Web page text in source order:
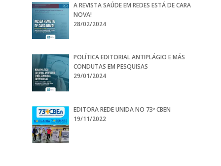
A REVISTA SAÚDE EM REDES ESTÁ DE CARA
NOVA!
28/02/2024
POLÍTICA EDITORIAL ANTIPLÁGIO E MÁS
CONDUTAS EM PESQUISAS
29/01/2024
EDITORA REDE UNIDA NO 73º CBEN
19/11/2022